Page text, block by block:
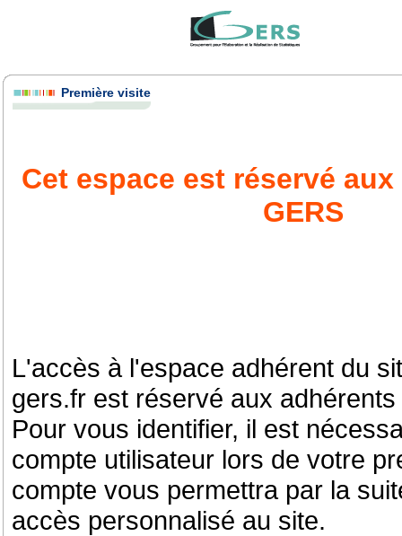
Première visite
Cet espace est réservé
GERS
L'accès à l'espace adhérent du
gers.fr est réservé aux
Pour vous identifier, il est
compte utilisateur lors de votre
compte vous permettra par la
accès personnalisé au site.